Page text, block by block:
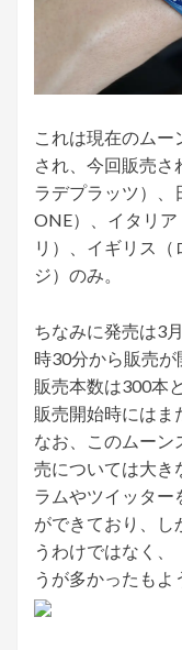
これは現在のムー
され、今回販売
ラデプラッツ）
ONE）、イタリ
リ）、イギリス
ジ）のみ。
ちなみに発売は3
時30分から販売
販売本数は300本
販売開始時にはま
なお、このムーン
売については大き
ラムやツイッター
ができており、し
うわけではなく
うが多かったもよ